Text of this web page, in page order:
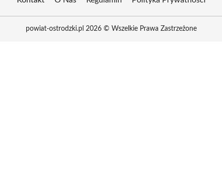
powiat-ostrodzki.pl 2026 © Wszelkie Prawa Zastrzeżone